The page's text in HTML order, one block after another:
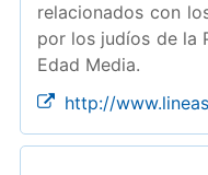
relacionados con
por los judíos de la
Edad Media.
http://